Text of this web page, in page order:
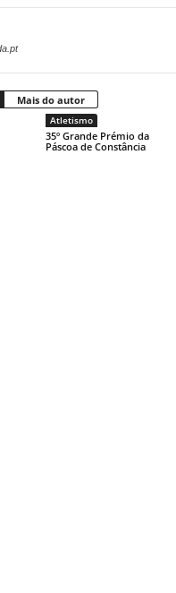
Mais do autor
Atletismo
35º Grande Prémio da
Páscoa de Constância